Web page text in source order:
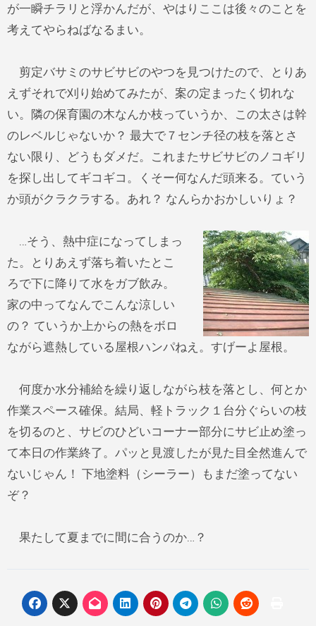
が一瞬チラリと浮かんだが、やはりここは後々のことを
考えてやらねばなるまい。
剪定バサミのサビサビのやつを見つけたので、とりあ
えずそれで刈り始めてみたが、案の定まったく切れな
い。隣の保育園の木なんか枝っていうか、この太さは幹
のレベルじゃないか？ 最大で７センチ径の枝を落とさ
ない限り、どうもダメだ。これまたサビサビのノコギリ
を探し出してギコギコ。くそー何なんだ頭来る。ていう
か頭がクラクラする。あれ？ なんらかおかしいりょ？
…そう、熱中症になってしまっ
た。とりあえず落ち着いたとこ
ろで下に降りて水をガブ飲み。
家の中ってなんでこんな涼しい
の？ ていうか上からの熱をボロ
ながら遮熱している屋根ハンパねえ。すげーよ屋根。
何度か水分補給を繰り返しながら枝を落とし、何とか
作業スペース確保。結局、軽トラック１台分ぐらいの枝
を切るのと、サビのひどいコーナー部分にサビ止め塗っ
て本日の作業終了。パッと見渡したが見た目全然進んで
ないじゃん！ 下地塗料（シーラー）もまだ塗ってない
ぞ？
果たして夏までに間に合うのか…？